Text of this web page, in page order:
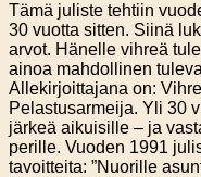
Tämä juliste tehtiin
30 vuotta sitten. Siinä
arvot. Hänelle vihreä
ainoa mahdollinen
Allekirjoittajana on:
Pelastusarmeija. Yli 30
järkeä aikuisille – ja
perille. Vuoden 1991
tavoitteita: ”Nuorille